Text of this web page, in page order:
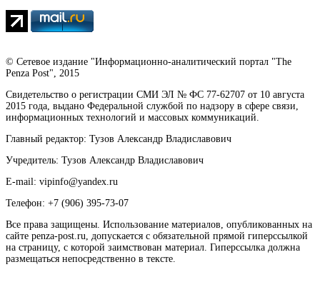
© Сетевое издание "Информационно-аналитический портал "The
Penza Post", 2015
Свидетельство о регистрации СМИ ЭЛ № ФС 77-62707 от 10 августа
2015 года, выдано Федеральной службой по надзору в сфере связи,
информационных технологий и массовых коммуникаций.
Главный редактор: Тузов Александр Владиславович
Учредитель: Тузов Александр Владиславович
E-mail: vipinfo@yandex.ru
Телефон: +7 (906) 395-73-07
Все права защищены. Использование материалов, опубликованных на
сайте penza-post.ru, допускается с обязательной прямой гиперссылкой
на страницу, с которой заимствован материал. Гиперссылка должна
размещаться непосредственно в тексте.